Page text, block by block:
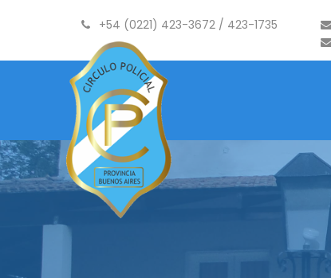
+54 (0221) 423-3672 / 423-1735